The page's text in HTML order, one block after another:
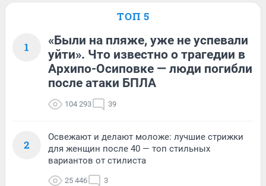
ТОП 5
1
«Были на пляже, уже не успевали
уйти». Что известно о трагедии в
Архипо-Осиповке — люди погибли
после атаки БПЛА
104 293 39
2
Освежают и делают моложе: лучшие стрижки
для женщин после 40 — топ стильных
вариантов от стилиста
25 446 3